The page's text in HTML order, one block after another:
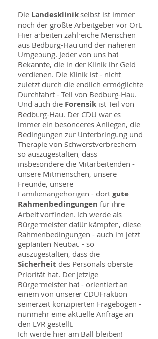
Die Landesklinik selbst ist immer
noch der größte Arbeitgeber vor Ort.
Hier arbeiten zahlreiche Menschen
aus Bedburg-Hau und der näheren
Umgebung. Jeder von uns hat
Bekannte, die in der Klinik ihr Geld
verdienen. Die Klinik ist - nicht
zuletzt durch die endlich ermöglichte
Durchfahrt - Teil von Bedburg-Hau.
Und auch die Forensik ist Teil von
Bedburg-Hau. Der CDU war es
immer ein besonderes Anliegen, die
Bedingungen zur Unterbringung und
Therapie von Schwerstverbrechern
so auszugestalten, dass
insbesondere die Mitarbeitenden -
unsere Mitmenschen, unsere
Freunde, unsere
Familienangehörigen - dort gute
Rahmenbedingungen für ihre
Arbeit vorfinden. Ich werde als
Bürgermeister dafür kämpfen, diese
Rahmenbedingungen - auch im jetzt
geplanten Neubau - so
auszugestalten, dass die
Sicherheit des Personals oberste
Priorität hat. Der jetzige
Bürgermeister hat - orientiert an
einem von unserer CDUFraktion
seinerzeit konzipierten Fragebogen -
nunmehr eine aktuelle Anfrage an
den LVR gestellt.
Ich werde hier am Ball bleiben!